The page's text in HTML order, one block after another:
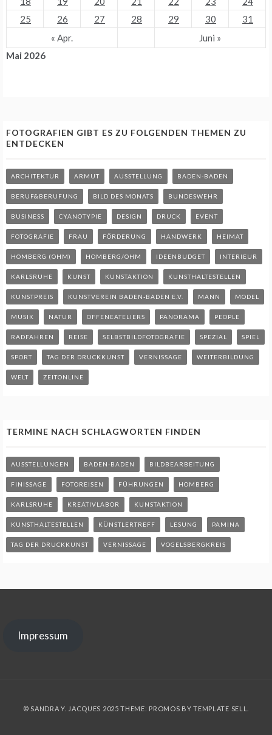
Mai 2026
25
26 27 28 29 30
31
« Apr.
Juni »
FOTOGRAFIEN GIBT ES ZU FOLGENDEN THEMEN ZU
ENTDECKEN
ARCHITEKTUR ARMUT AUSSTELLUNG BADEN-BADEN
BERUF&BERUFUNG BILD DES MONATS BUNDESWEHR
BUSINESS CYANOTYPIE DESIGN DRUCK EVENT
FOTOGRAFIE FRAU FÖRDERUNG HANDWERK HEIMAT
HOMBERG (OHM) HOMBERG/OHM IDEENBUDGET INTERIEUR
KARLSRUHE KUNST KUNSTAKTION KUNSTHALTESTELLEN
KUNSTPREIS KUNSTVEREIN BADEN-BADEN E.V. MANN MODEL
MUSIK NATUR OFFENEATELIERS PANORAMA PEOPLE
RADFAHREN REISE SELBSTBILDFOTOGRAFIE SPEZIAL SPIEL
SPORT TAG DER DRUCKKUNST VERNISSAGE WEITERBILDUNG
WELT ZEITONLINE
TERMINE NACH SCHLAGWORTEN FINDEN
AUSSTELLUNGEN BADEN-BADEN BILDBEARBEITUNG
FINISSAGE FOTOREISEN FÜHRUNGEN HOMBERG
KARLSRUHE KREATIVLABOR KUNSTAKTION
KUNSTHALTESTELLEN KÜNSTLERTREFF LESUNG PAMINA
TAG DER DRUCKKUNST VERNISSAGE VOGELSBERGKREIS
Impressum
© SANDRA Y. JACQUES 2025 THEME: PROMOS BYTEMPLATE SELL